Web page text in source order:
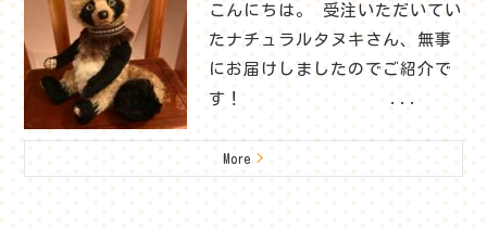
こんにちは。 受注いただいてい
たナチュラルタヌキさん、無事
にお届けしましたのでご紹介で
す！ ...
More>